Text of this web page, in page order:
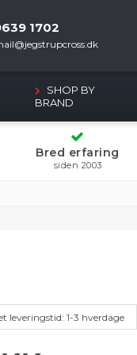
1702
SHOP BY
BRAND
Bred erfaring
siden 2003
leveringstid: 1-3 hverdage